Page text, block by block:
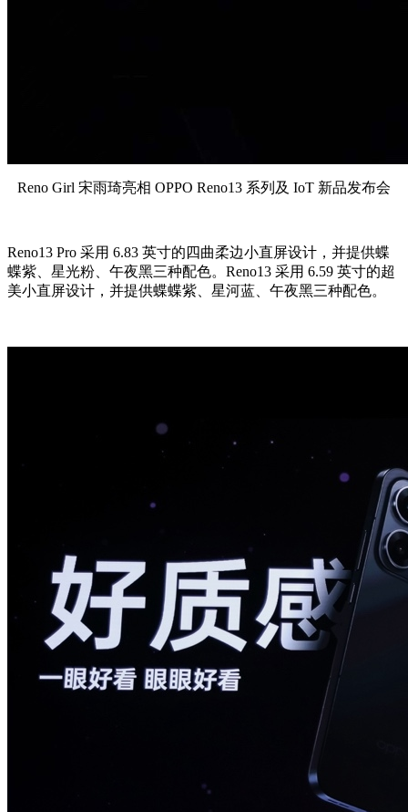
Reno Girl 宋雨琦亮相 OPPO Reno13 系列及 IoT 新品发布会
Reno13 Pro 采用 6.83 英寸的四曲柔边小直屏设计，并提供蝶
蝶紫、星光粉、午夜黑三种配色。Reno13 采用 6.59 英寸的超
美小直屏设计，并提供蝶蝶紫、星河蓝、午夜黑三种配色。